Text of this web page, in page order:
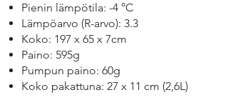
Pienin lämpötila: -4 °C
Lämpöarvo (R-arvo): 3.3
Koko: 197 x 65 x 7cm
Paino: 595g
Pumpun paino: 60g
Koko pakattuna: 27 x 11 cm (2,6L)